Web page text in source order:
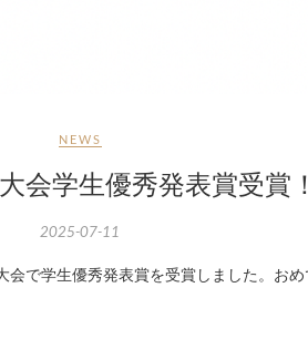
NEWS
会学生優秀発表賞受賞！
2025-07-11